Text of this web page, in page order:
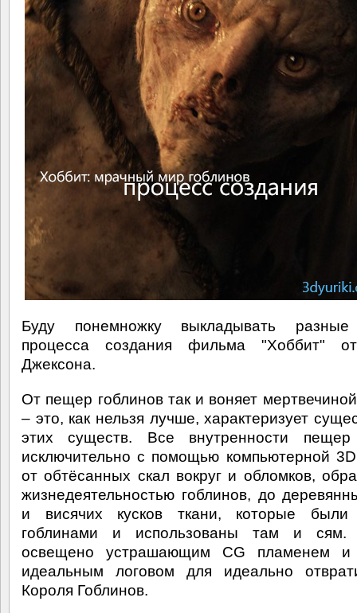
Буду понемножку выкладывать разные
процесса создания фильма "Хоббит"
Джексона.
От пещер гоблинов так и воняет
– это, как нельзя лучше, характеризует
этих существ. Все внутренности пещер
исключительно с помощью компьютерной
от обтёсанных скал вокруг и обломков,
жизнедеятельностью гоблинов, до
и висячих кусков ткани, которые были
гоблинами и использованы там и
освещено устрашающим CG пламенем и
идеальным логовом для идеально
Короля Гоблинов.